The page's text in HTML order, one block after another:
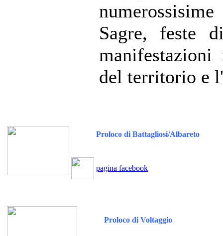
Sagre, feste
del territorio e
Proloco di Battagliosi/Albareto
pagina facebook
Proloco di Voltaggio